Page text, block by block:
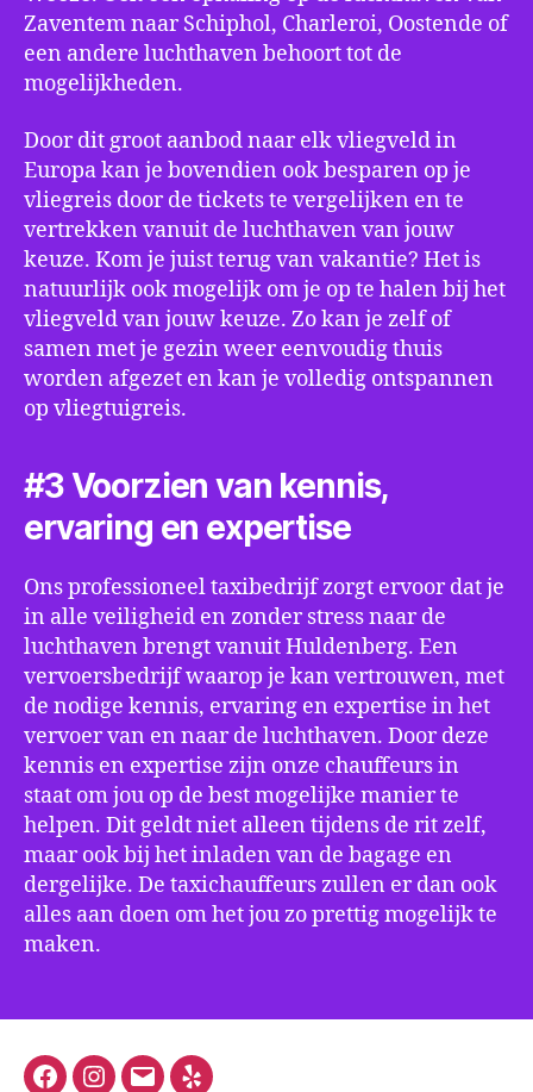
Zaventem naar Schiphol, Charleroi, Oostende of
een andere luchthaven behoort tot de
mogelijkheden.
Door dit groot aanbod naar elk vliegveld in
Europa kan je bovendien ook besparen op je
vliegreis door de tickets te vergelijken en te
vertrekken vanuit de luchthaven van jouw
keuze. Kom je juist terug van vakantie? Het is
natuurlijk ook mogelijk om je op te halen bij het
vliegveld van jouw keuze. Zo kan je zelf of
samen met je gezin weer eenvoudig thuis
worden afgezet en kan je volledig ontspannen
op vliegtuigreis.
#3 Voorzien van kennis,
ervaring en expertise
Ons professioneel taxibedrijf zorgt ervoor dat je
in alle veiligheid en zonder stress naar de
luchthaven brengt vanuit Huldenberg. Een
vervoersbedrijf waarop je kan vertrouwen, met
de nodige kennis, ervaring en expertise in het
vervoer van en naar de luchthaven. Door deze
kennis en expertise zijn onze chauffeurs in
staat om jou op de best mogelijke manier te
helpen. Dit geldt niet alleen tijdens de rit zelf,
maar ook bij het inladen van de bagage en
dergelijke. De taxichauffeurs zullen er dan ook
alles aan doen om het jou zo prettig mogelijk te
maken.